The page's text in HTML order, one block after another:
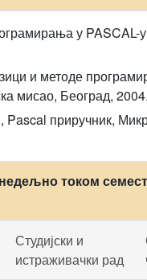
у PASCAL-
и методе
мисао, Београд,
приручник,
током
Студијски и
истраживачки рад